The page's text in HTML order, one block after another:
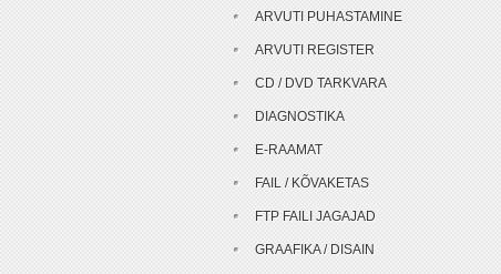
ARVUTI PUHASTAMINE
ARVUTI REGISTER
CD / DVD TARKVARA
DIAGNOSTIKA
E-RAAMAT
FAIL / KÕVAKETAS
FTP FAILI JAGAJAD
GRAAFIKA / DISAIN